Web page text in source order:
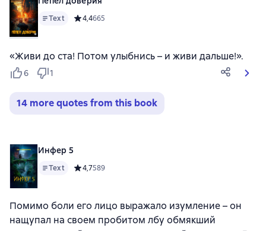
Text Средний рейтинг 4,4 на основе 665 оценок
4,4665
«Живи до ста! Потом улыбнись – и живи дальше!».
6 1
14 more quotes from this book
Инфер 5
Text Средний рейтинг 4,7 на основе 589 оценок
4,7589
Помимо боли его лицо выражало изумление – он
нащупал на своем пробитом лбу обмякший